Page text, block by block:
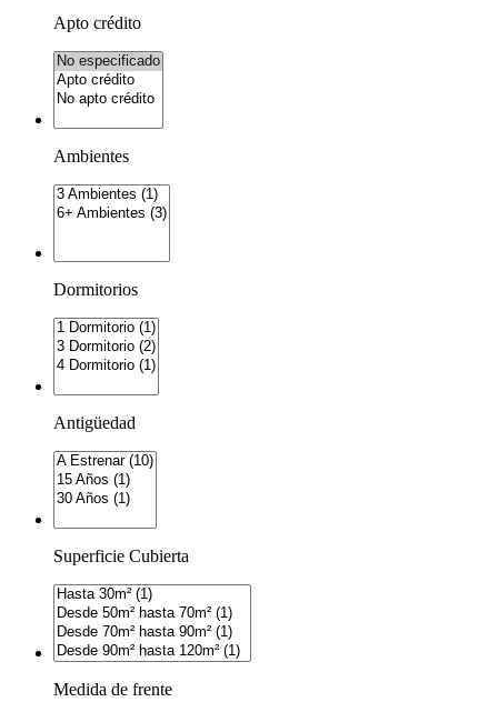
Apto crédito
Ambientes
Dormitorios
Antigüedad
Superficie Cubierta
Medida de frente